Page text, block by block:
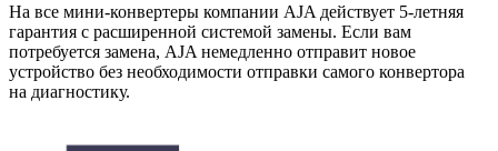
На все мини-конвертеры компании AJA действует 5-летняя
гарантия c расширенной системой замены. Если вам
потребуется замена, AJA немедленно отправит новое
устройство без необходимости отправки самого конвертора
на диагностику.